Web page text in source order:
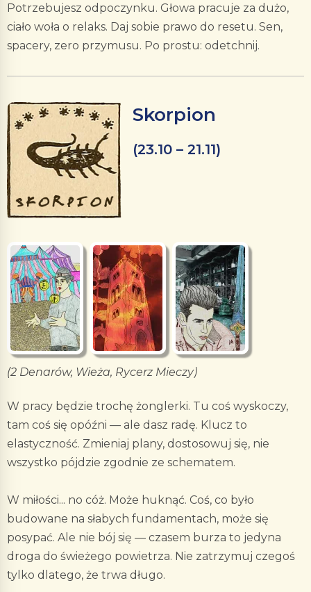
Potrzebujesz odpoczynku. Głowa pracuje za dużo,
ciało woła o relaks. Daj sobie prawo do resetu. Sen,
spacery, zero przymusu. Po prostu: odetchnij.
Skorpion
(23.10 – 21.11)
(2 Denarów, Wieża, Rycerz Mieczy)
W pracy będzie trochę żonglerki. Tu coś wyskoczy,
tam coś się opóźni — ale dasz radę. Klucz to
elastyczność. Zmieniaj plany, dostosowuj się, nie
wszystko pójdzie zgodnie ze schematem.
W miłości... no cóż. Może huknąć. Coś, co było
budowane na słabych fundamentach, może się
posypać. Ale nie bój się — czasem burza to jedyna
droga do świeżego powietrza. Nie zatrzymuj czegoś
tylko dlatego, że trwa długo.